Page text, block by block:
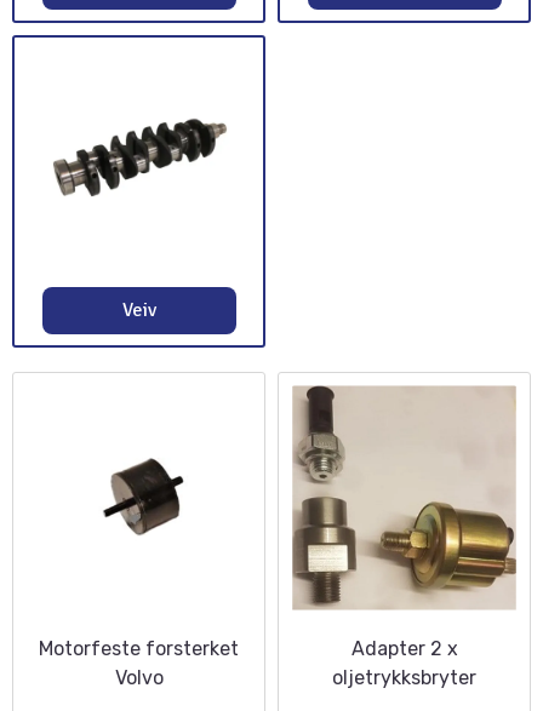
Veiv
Motorfeste forsterket
Volvo
Adapter 2 x
oljetrykksbryter